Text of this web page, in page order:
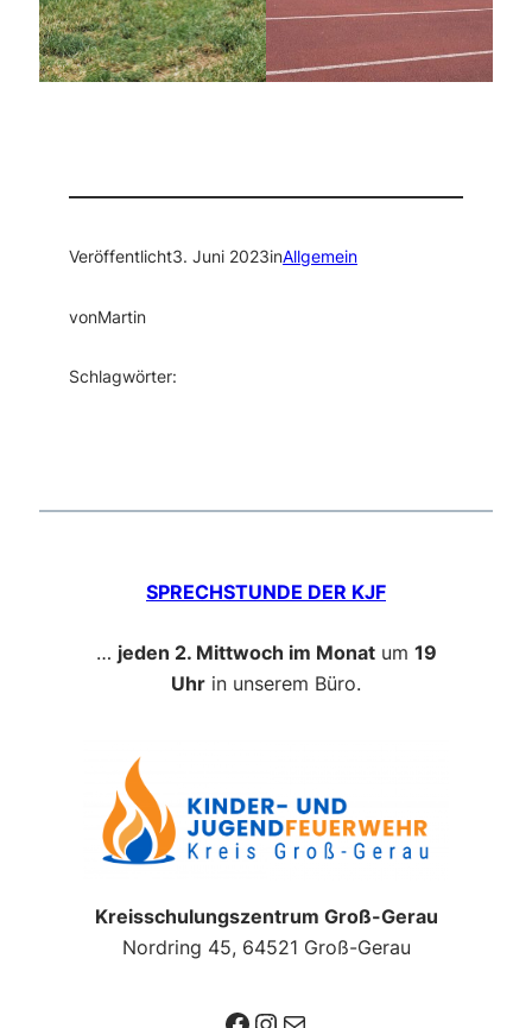
Veröffentlicht3. Juni 2023inAllgemein
vonMartin
Schlagwörter:
SPRECHSTUNDE DER KJF
… jeden 2. Mittwoch im Monatum 19
Uhr in unserem Büro.
Kreisschulungszentrum Groß-Gerau
Nordring 45, 64521 Groß-Gerau